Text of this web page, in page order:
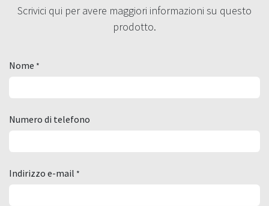
Scrivici qui per avere maggiori informazioni su questo
prodotto.
Nome *
Numero di telefono
Indirizzo e-mail *